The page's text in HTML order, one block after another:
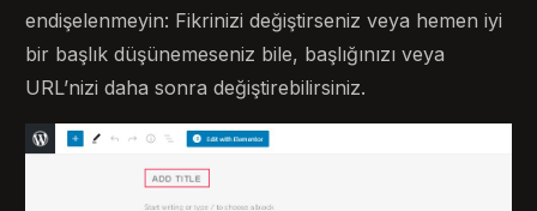
endişelenmeyin: Fikrinizi değiştirseniz veya hemen iyi
bir başlık düşünemeseniz bile, başlığınızı veya
URL’nizi daha sonra değiştirebilirsiniz.